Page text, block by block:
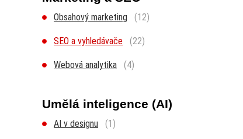
Obsahový marketing (12)
SEO a vyhledávače (22)
Webová analytika (4)
Umělá inteligence (AI)
AI v designu (1)